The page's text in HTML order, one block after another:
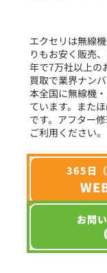
フリ
エクセリは無線
りもお安く販売
年で7万社以上の
買取で業界ナン
本全国に無線機
ています。また
です。アフター
ご利用ください。
365日
お問